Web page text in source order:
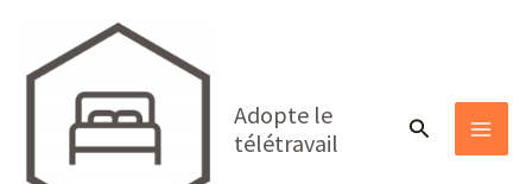
Adopte le
télétravail
Rechercher